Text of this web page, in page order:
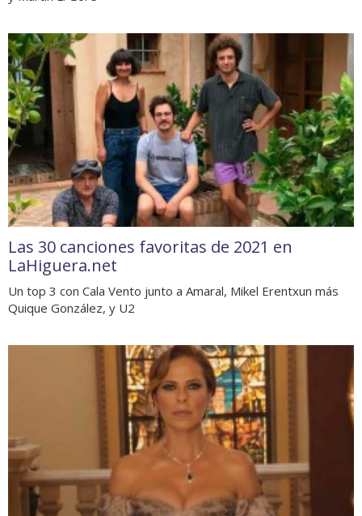
Las 30 canciones favoritas de 2021 en
LaHiguera.net
Un top 3 con Cala Vento junto a Amaral, Mikel Erentxun más
Quique González, y U2